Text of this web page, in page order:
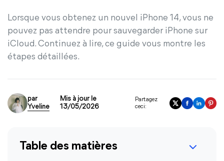
Lorsque vous obtenez un nouvel iPhone 14, vous ne
pouvez pas attendre pour sauvegarder iPhone sur
iCloud. Continuez à lire, ce guide vous montre les
étapes détaillées.
par
Yveline
Mis à jour le
13/05/2026
Partagez
ceci:
Table des matières